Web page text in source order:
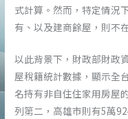
式計算。然而，特定情況
有、以及建商餘屋，則不
以此背景下，財政部財政
屋稅籍統計數據，顯示全
名持有非自住住家用房屋
列第二，高雄市則有5萬